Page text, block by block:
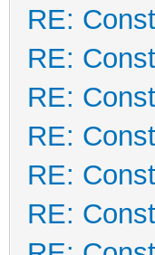
RE:
RE:
RE:
RE:
RE:
RE: